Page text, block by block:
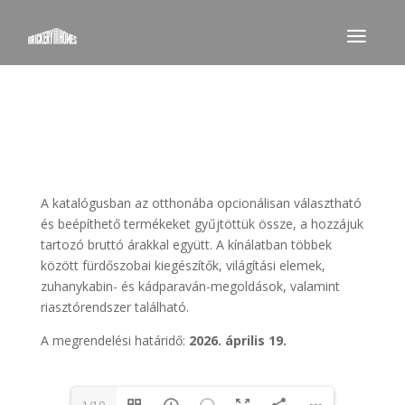
A katalógusban az otthonába opcionálisan választható
és beépíthető termékeket gyűjtöttük össze, a hozzájuk
tartozó bruttó árakkal együtt. A kínálatban többek
között fürdőszobai kiegészítők, világítási elemek,
zuhanykabin- és kádparaván-megoldások, valamint
riasztórendszer található.
A megrendelési határidő: 2026. április 19.